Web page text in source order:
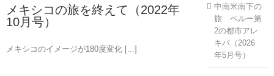
メキシコの旅を終えて（2022年
10月号）
メキシコのイメージが180度変化 [...]
中南米南下の
旅 ペルー第
2の都市アレ
キパ（2026
年5月号）